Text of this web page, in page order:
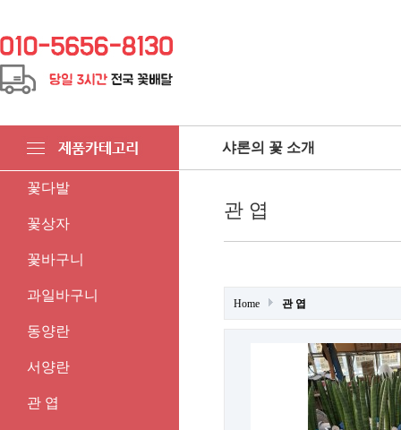
샤론의 꽃 소개
꽃다발
꽃상자
꽃바구니
과일바구니
동양란
서양란
관 엽
관 엽
Home 관 엽